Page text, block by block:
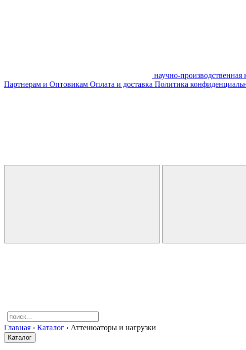
научно-производственная
Партнерам и Оптовикам Оплата и доставка Политика
Главная › Каталог › Аттенюаторы и нагрузки
Каталог